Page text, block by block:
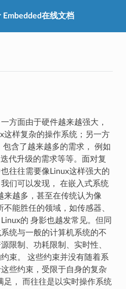
Embedded在线文档
方面由于硬件越来越强大，
这样复杂的操作系统；另一方
含了越来越多的需求， 例如
代升级的需求等等。面对复
往往需要像Linux这样强大的
们可以发现， 在嵌入式系统
来越多，甚至在传统认为像
能胜任的领域，如传感器、
的 身影也越发常见。但同
统与一般的计算机系统的不
限制、功耗限制、实时性、
束。 这些约束并没有随着系
些约束，受限于自身的复杂
足， 而往往是以实时操作系统